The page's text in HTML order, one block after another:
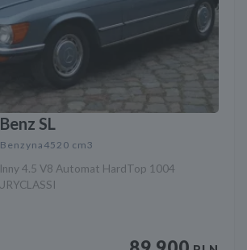
SL
Benzyna 4520 cm3
4.5 V8 Automat HardTop 1004